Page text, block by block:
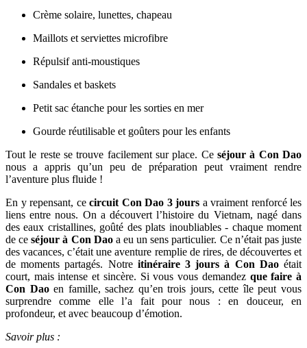
Crème solaire, lunettes, chapeau
Maillots et serviettes microfibre
Répulsif anti-moustiques
Sandales et baskets
Petit sac étanche pour les sorties en mer
Gourde réutilisable et goûters pour les enfants
Tout le reste se trouve facilement sur place. Ce séjour à Con Dao
nous a appris qu’un peu de préparation peut vraiment rendre
l’aventure plus fluide !
En y repensant, ce circuit Con Dao 3 jours a vraiment renforcé les
liens entre nous. On a découvert l’histoire du Vietnam, nagé dans
des eaux cristallines, goûté des plats inoubliables - chaque moment
de ceséjour à Con Daoa eu un sens particulier. Ce n’était pas juste
des vacances, c’était une aventure remplie de rires, de découvertes et
de moments partagés. Notreitinéraire 3 jours à Con Daoétait
court, mais intense et sincère. Si vous vous demandez que faire à
Con Daoen famille, sachez qu’en trois jours, cette île peut vous
surprendre comme elle l’a fait pour nous : en douceur, en
profondeur, et avec beaucoup d’émotion.
Savoir plus :